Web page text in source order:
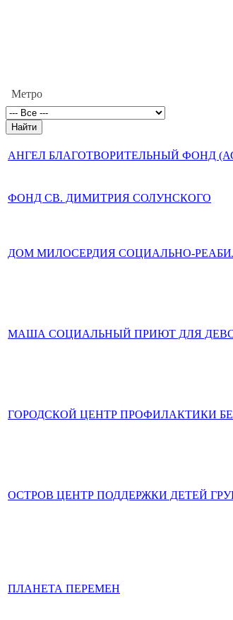
Метро
АНГЕЛ БЛАГОТВОРИТЕЛЬНЫЙ ФОНД
ФОНД СВ. ДИМИТРИЯ СОЛУНСКОГО
ДОМ МИЛОСЕРДИЯ СОЦИАЛЬНО-
МАША СОЦИАЛЬНЫЙ ПРИЮТ ДЛЯ
ГОРОДСКОЙ ЦЕНТР ПРОФИЛАКТИКИ
ОСТРОВ ЦЕНТР ПОДДЕРЖКИ ДЕТЕЙ
ПЛАНЕТА ПЕРЕМЕН